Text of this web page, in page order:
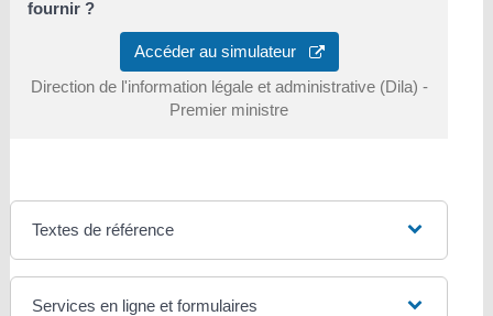
fournir ?
Accéder au simulateur
Direction de l'information légale et administrative (Dila) -
Premier ministre
Textes de référence
Services en ligne et formulaires